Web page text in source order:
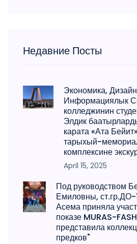
Недавние Посты
Экономика,
Информациялык
колледжинин
Элдик
карата «Ата
тарыхый-
комплексине
April 15, 2025
Под руководством
Емиловны, ст.гр.ДО-
Асема приняла
показе MURAS-
представила
предков"